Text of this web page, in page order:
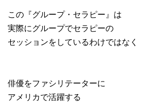
この『グループ・セラピー』は
実際にグループでセラピーの
セッションをしているわけではなく
俳優をファシリテーターに
アメリカで活躍する